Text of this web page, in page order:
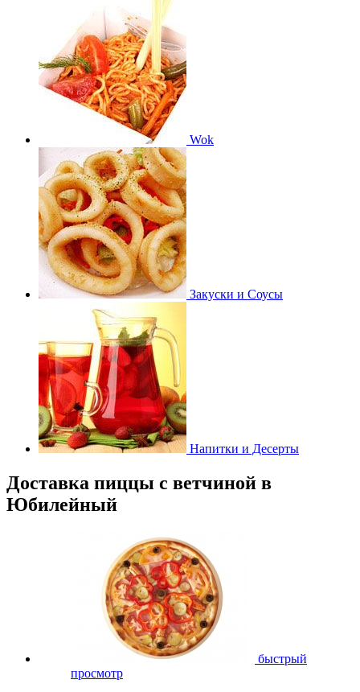
Wok
Закуски и Соусы
Напитки и Десерты
Доставка пиццы с ветчиной в
Юбилейный
быстрый
просмотр